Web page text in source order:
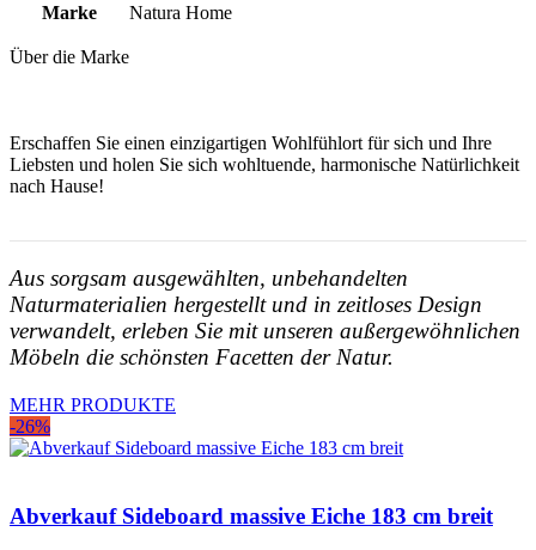
Marke Natura Home
Über die Marke
Erschaffen Sie einen einzigartigen Wohlfühlort für sich und Ihre
Liebsten und holen Sie sich wohltuende, harmonische Natürlichkeit
nach Hause!
Aus sorgsam ausgewählten, unbehandelten
Naturmaterialien hergestellt und in zeitloses Design
verwandelt, erleben Sie mit unseren außergewöhnlichen
Möbeln die schönsten Facetten der Natur.
MEHR PRODUKTE
-26%
Abverkauf Sideboard massive Eiche 183 cm breit